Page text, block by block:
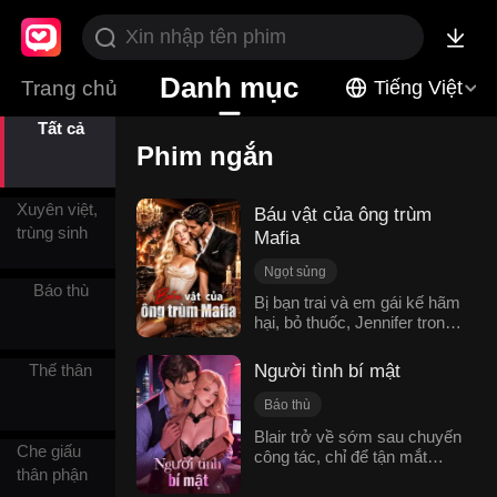
Trang chủ Danh mục Tiếng Việt
Tất cả
Xuyên việt,
trùng sinh
Báo thù
Thế thân
Che giấu
thân phận
Phim ngắn
Báu vật của ông trùm
Mafia
Ngọt sủng
Chênh lệch tuổi tác
Băng đảng tội phạm
Lật ngược tình thế
Bị bạn trai và em gái kế hãm
hại, bỏ thuốc, Jennifer trong
nhầm phòng và tìm đến
vòng tay của một người đàn
ông xa lạ để trốn thoát.
chừng chỉ là một sai lầm lại
nhanh chóng trở thành một
Người tình bí mật
Báo thù
Tình yêu văn phòng
Ngọt sủng
Blair trở về sớm sau chuyến
công tác, chỉ để tận mắt